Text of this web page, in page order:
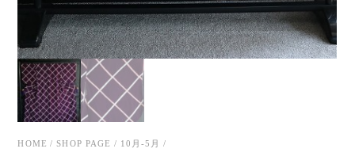
HOME /SHOP PAGE / 10月-5月 /